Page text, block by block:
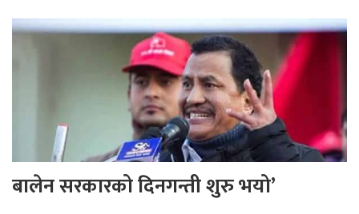
बालेन सरकारको दिनगन्ती शुरु भयो’